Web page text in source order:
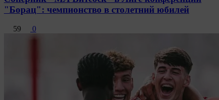
"Борац": чемпионство в столетний юбилей
59 0